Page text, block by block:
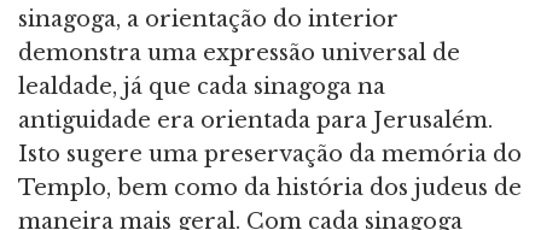
sinagoga, a orientação do interior
demonstra uma expressão universal de
lealdade, já que cada sinagoga na
antiguidade era orientada para Jerusalém.
Isto sugere uma preservação da memória do
Templo, bem como da história dos judeus de
maneira mais geral. Com cada sinagoga